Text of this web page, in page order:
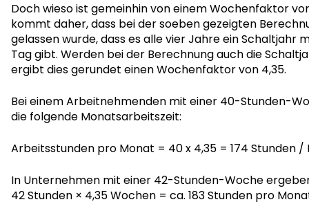
Doch wieso ist gemeinhin von einem Wochenfaktor
kommt daher, dass bei der soeben gezeigten
gelassen wurde, dass es alle vier Jahre ein Schaltjahr
Tag gibt. Werden bei der Berechnung auch die
ergibt dies gerundet einen Wochenfaktor von 4,35.
Bei einem Arbeitnehmenden mit einer 40-Stunden-
die folgende Monatsarbeitszeit:
Arbeitsstunden pro Monat = 40 x 4,35 = 174 Stunden /
In Unternehmen mit einer 42-Stunden-Woche
42 Stunden × 4,35 Wochen = ca. 183 Stunden pro